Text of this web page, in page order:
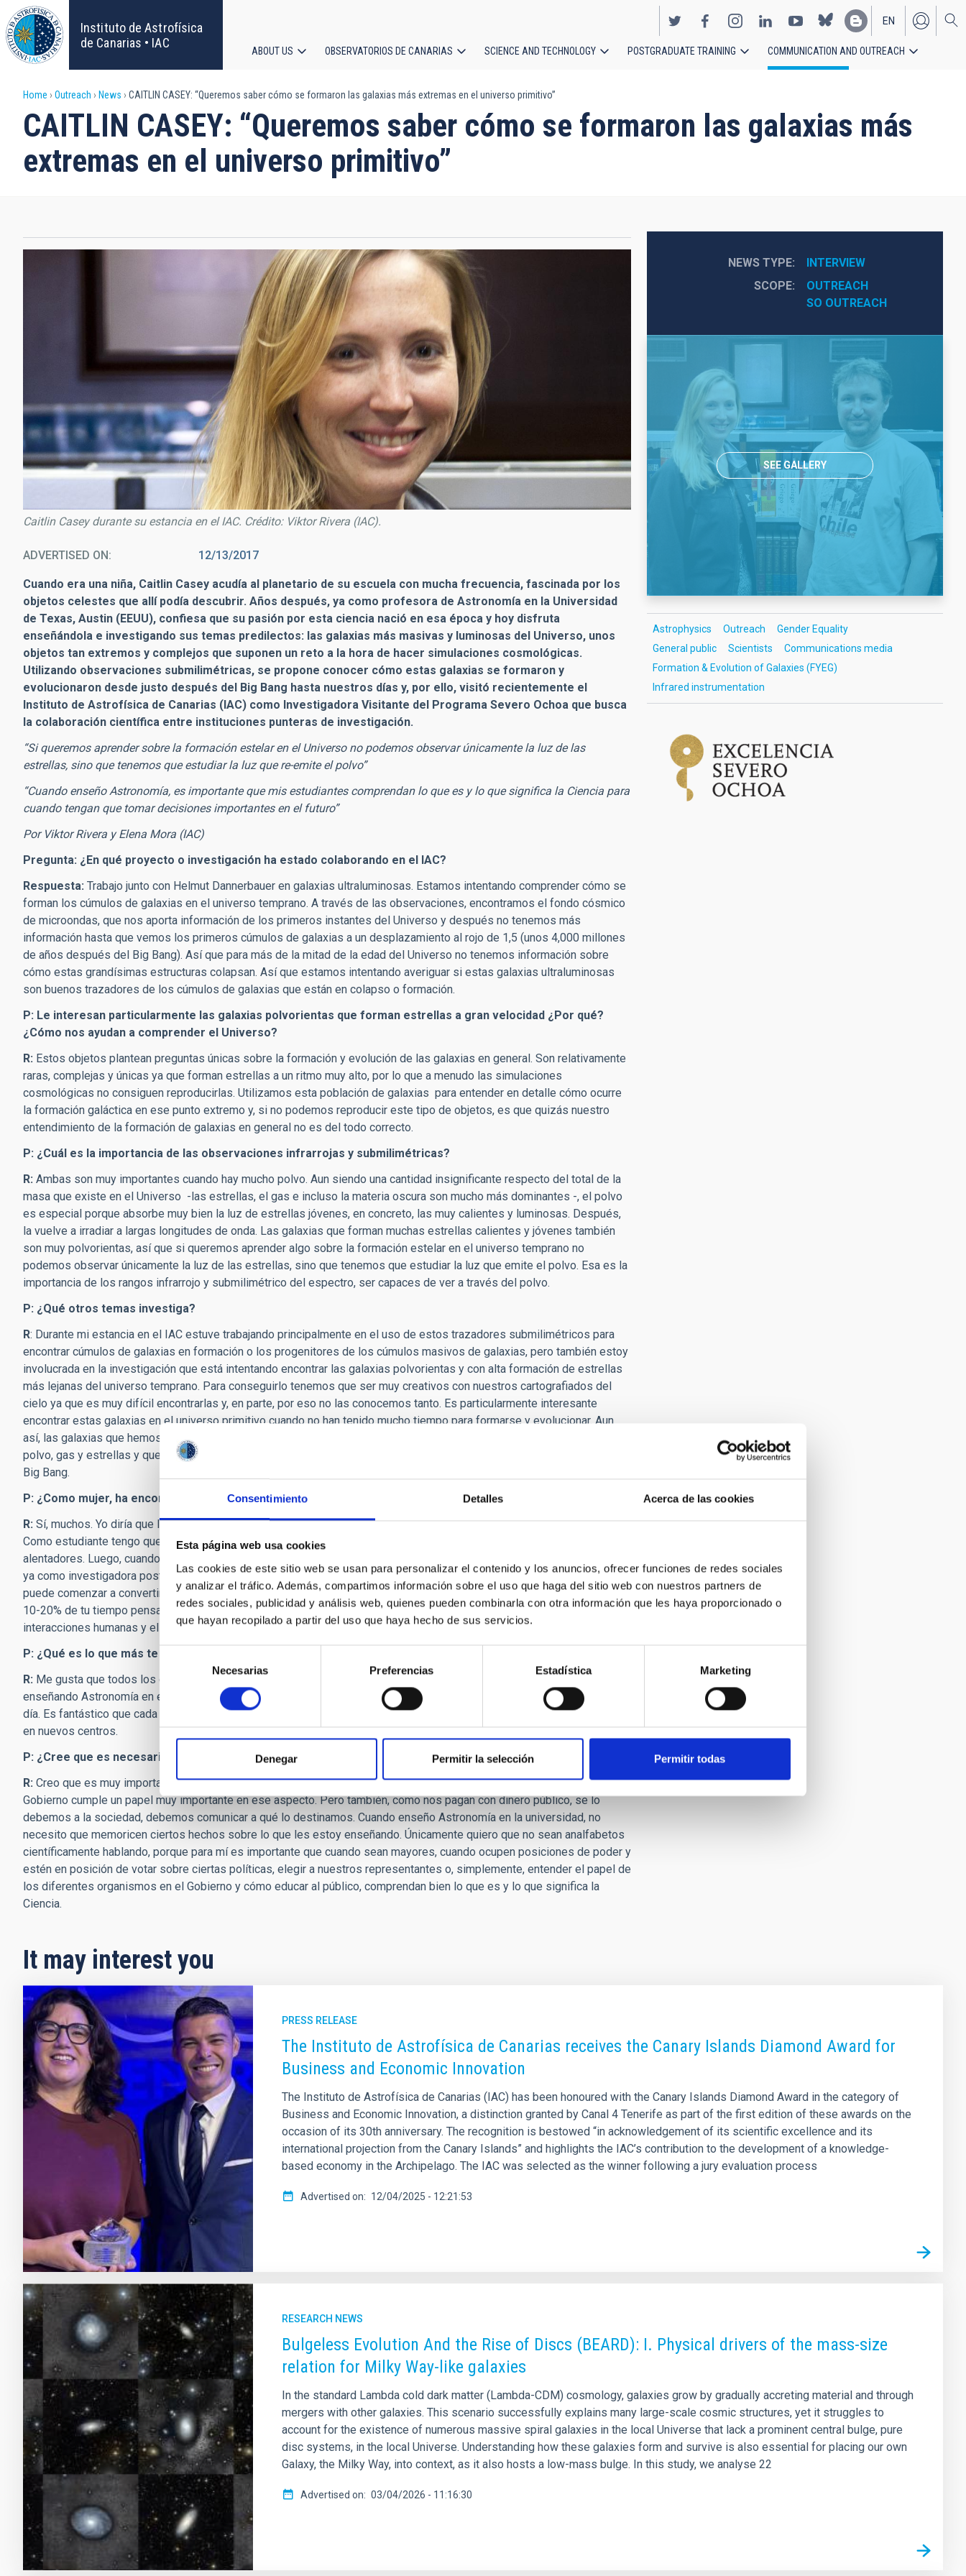
Consentimiento Detalles Acerca de las cookies
Esta página web usa cookies
Las cookies de este sitio web se usan para personalizar el contenido y los anuncios, ofrecer funciones de redes sociales
y analizar el tráfico. Además, compartimos información sobre el uso que haga del sitio web con nuestros partners de
redes sociales, publicidad y análisis web, quienes pueden combinarla con otra información que les haya proporcionado o
que hayan recopilado a partir del uso que haya hecho de sus servicios.
consentimiento
Necesarias Preferencias Estadística Marketing
Denegar Permitir la selección Permitir todas
Skip
to
main
content
Instituto de Astrofísica
de Canarias • IAC
EN
ES
navigation
ABOUT US OBSERVATORIOS DE CANARIAS SCIENCE AND TECHNOLOGY POSTGRADUATE TRAINING COMMUNICATION AND OUTREACH
Breadcrumb
Home Outreach News CAITLIN CASEY: “Queremos saber cómo se formaron las galaxias más extremas en el universo primitivo”
CAITLIN CASEY: “Queremos saber cómo se formaron las galaxias más
extremas en el universo primitivo”
Caitlin Casey durante su estancia en el IAC. Crédito: Viktor Rivera (IAC).
ADVERTISED ON 12/13/2017
Cuando era una niña, Caitlin Casey acudía al planetario de su escuela con mucha frecuencia, fascinada por los
objetos celestes que allí podía descubrir. Años después, ya como profesora de Astronomía en la Universidad
de Texas, Austin (EEUU), confiesa que su pasión por esta ciencia nació en esa época y hoy disfruta
enseñándola e investigando sus temas predilectos: las galaxias más masivas y luminosas del Universo, unos
objetos tan extremos y complejos que suponen un reto a la hora de hacer simulaciones cosmológicas.
Utilizando observaciones submilimétricas, se propone conocer cómo estas galaxias se formaron y
evolucionaron desde justo después del Big Bang hasta nuestros días y, por ello, visitó recientemente el
Instituto de Astrofísica de Canarias (IAC) como Investigadora Visitante del Programa Severo Ochoa que busca
la colaboración científica entre instituciones punteras de investigación.
“Si queremos aprender sobre la formación estelar en el Universo no podemos observar únicamente la luz de las
estrellas, sino que tenemos que estudiar la luz que re-emite el polvo”
“Cuando enseño Astronomía, es importante que mis estudiantes comprendan lo que es y lo que significa la Ciencia para
cuando tengan que tomar decisiones importantes en el futuro”
Por Viktor Rivera y Elena Mora (IAC)
Pregunta: ¿En qué proyecto o investigación ha estado colaborando en el IAC?
Respuesta: Trabajo junto con Helmut Dannerbauer en galaxias ultraluminosas. Estamos intentando comprender cómo se
forman los cúmulos de galaxias en el universo temprano. A través de las observaciones, encontramos el fondo cósmico
de microondas, que nos aporta información de los primeros instantes del Universo y después no tenemos más
información hasta que vemos los primeros cúmulos de galaxias a un desplazamiento al rojo de 1,5 (unos 4,000 millones
de años después del Big Bang). Así que para más de la mitad de la edad del Universo no tenemos información sobre
cómo estas grandísimas estructuras colapsan. Así que estamos intentando averiguar si estas galaxias ultraluminosas
son buenos trazadores de los cúmulos de galaxias que están en colapso o formación.
P: Le interesan particularmente las galaxias polvorientas que forman estrellas a gran velocidad ¿Por qué?
¿Cómo nos ayudan a comprender el Universo?
R: Estos objetos plantean preguntas únicas sobre la formación y evolución de las galaxias en general. Son relativamente
raras, complejas y únicas ya que forman estrellas a un ritmo muy alto, por lo que a menudo las simulaciones
cosmológicas no consiguen reproducirlas. Utilizamos esta población de galaxias para entender en detalle cómo ocurre
la formación galáctica en ese punto extremo y, si no podemos reproducir este tipo de objetos, es que quizás nuestro
entendimiento de la formación de galaxias en general no es del todo correcto.
P: ¿Cuál es la importancia de las observaciones infrarrojas y submilimétricas?
R: Ambas son muy importantes cuando hay mucho polvo. Aun siendo una cantidad insignificante respecto del total de la
masa que existe en el Universo -las estrellas, el gas e incluso la materia oscura son mucho más dominantes -, el polvo
es especial porque absorbe muy bien la luz de estrellas jóvenes, en concreto, las muy calientes y luminosas. Después,
la vuelve a irradiar a largas longitudes de onda. Las galaxias que forman muchas estrellas calientes y jóvenes también
son muy polvorientas, así que si queremos aprender algo sobre la formación estelar en el universo temprano no
podemos observar únicamente la luz de las estrellas, sino que tenemos que estudiar la luz que emite el polvo. Esa es la
importancia de los rangos infrarrojo y submilimétrico del espectro, ser capaces de ver a través del polvo.
P: ¿Qué otros temas investiga?
R: Durante mi estancia en el IAC estuve trabajando principalmente en el uso de estos trazadores submilimétricos para
encontrar cúmulos de galaxias en formación o los progenitores de los cúmulos masivos de galaxias, pero también estoy
involucrada en la investigación que está intentando encontrar las galaxias polvorientas y con alta formación de estrellas
más lejanas del universo temprano. Para conseguirlo tenemos que ser muy creativos con nuestros cartografiados del
cielo ya que es muy difícil encontrarlas y, en parte, por eso no las conocemos tanto. Es particularmente interesante
encontrar estas galaxias en el universo primitivo cuando no han tenido mucho tiempo para formarse y evolucionar. Aun
así, las galaxias que hemos encontrado son muy extremas en comparación con galaxias más comunes. Tienen mucho
polvo, gas y estrellas y queremos saber cómo pudo suceder todo eso en menos de mil millones de años después del
Big Bang.
P: ¿Como mujer, ha encontrado algún obstáculo durante su formación o carrera investigadora?
R: Sí, muchos. Yo diría que la mayoría de los obstáculos que he encontrado fueron a medida que iba promocionando.
Como estudiante tengo que decir que todos los mentores y profesores que tuve fueron muy positivos y muy
alentadores. Luego, cuando empecé a ser más independiente, me di cuenta de que había más obstáculos. En particular,
ya como investigadora postdoctoral tuve que lidiar con mucho acoso, además de formas más indirectas o sutiles, lo que
puede comenzar a convertirse en una carga sobre tu trabajo, tu productividad y tu creatividad cuando tienes que gastar un
10-20% de tu tiempo pensando en estos otros temas que no tienen nada que ver con la Ciencia, sino con las
interacciones humanas y el hecho de que sabía que no habría sucedido si yo fuera un hombre.
P: ¿Qué es lo que más te gusta de tu trabajo y la Astronomía?
R: Me gusta que todos los días puedo ser creativa y puedo hacer algo diferente. Disfruto asesorando a los estudiantes,
enseñando Astronomía en el aula, ayudando a otros con sus carreras y pensando en todas estas ideas científicas cada
día. Es fantástico que cada día sea nuevo y diferente. A veces, tengo que viajar y es emocionante conocer gente nueva
en nuevos centros.
P: ¿Cree que es necesario comunicar la ciencia a la sociedad?
R: Creo que es muy importante. Los fondos públicos financian a la mayoría de la comunidad científica y considero que el
Gobierno cumple un papel muy importante en ese aspecto. Pero también, como nos pagan con dinero público, se lo
debemos a la sociedad, debemos comunicar a qué lo destinamos. Cuando enseño Astronomía en la universidad, no
necesito que memoricen ciertos hechos sobre lo que les estoy enseñando. Únicamente quiero que no sean analfabetos
científicamente hablando, porque para mí es importante que cuando sean mayores, cuando ocupen posiciones de poder y
estén en posición de votar sobre ciertas políticas, elegir a nuestros representantes o, simplemente, entender el papel de
los diferentes organismos en el Gobierno y cómo educar al público, comprendan bien lo que es y lo que significa la
Ciencia.
NEWS TYPE
INTERVIEW
SCOPE
OUTREACH
SO OUTREACH
SEE GALLERY
Astrophysics Outreach
Gender Equality
General public
Scientists
Communications media
Formation & Evolution of Galaxies (FYEG)
Infrared instrumentation
It may interest you
PRESS RELEASE
The Instituto de Astrofísica de Canarias receives the Canary Islands Diamond Award for
Business and Economic Innovation
The Instituto de Astrofísica de Canarias (IAC) has been honoured with the Canary Islands Diamond Award in the category of
Business and Economic Innovation, a distinction granted by Canal 4 Tenerife as part of the first edition of these awards on the
occasion of its 30th anniversary. The recognition is bestowed “in acknowledgement of its scientific excellence and its
international projection from the Canary Islands” and highlights the IAC’s contribution to the development of a knowledge-
based economy in the Archipelago. The IAC was selected as the winner following a jury evaluation process
Advertised on 12/04/2025 - 12:21:53
RESEARCH NEWS
Bulgeless Evolution And the Rise of Discs (BEARD): I. Physical drivers of the mass-size
relation for Milky Way-like galaxies
In the standard Lambda cold dark matter (Lambda-CDM) cosmology, galaxies grow by gradually accreting material and through
mergers with other galaxies. This scenario successfully explains many large-scale cosmic structures, yet it struggles to
account for the existence of numerous massive spiral galaxies in the local Universe that lack a prominent central bulge, pure
disc systems, in the local Universe. Understanding how these galaxies form and survive is also essential for placing our own
Galaxy, the Milky Way, into context, as it also hosts a low-mass bulge. In this study, we analyse 22
Advertised on 03/04/2026 - 11:16:30